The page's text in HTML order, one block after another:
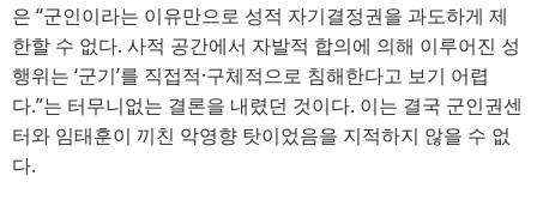
은 “군인이라는 이유만으로 성적 자기결정권을 과도하게 제
한할 수 없다. 사적 공간에서 자발적 합의에 의해 이루어진 성
행위는 ‘군기’를 직접적·구체적으로 침해한다고 보기 어렵
다.”는 터무니없는 결론을 내렸던 것이다. 이는 결국 군인권센
터와 임태훈이 끼친 악영향 탓이었음을 지적하지 않을 수 없
다.